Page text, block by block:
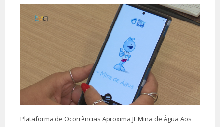
Plataforma de Ocorrências Aproxima JF Mina de Água Aos